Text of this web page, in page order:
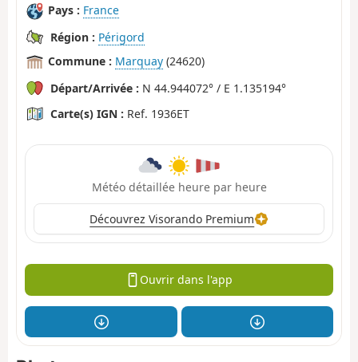
Pays : France
Région : Périgord
Commune : Marquay (24620)
Départ/Arrivée : N 44.944072° / E 1.135194°
Carte(s) IGN : Ref. 1936ET
Météo détaillée heure par heure
Découvrez Visorando Premium
Ouvrir dans l'app